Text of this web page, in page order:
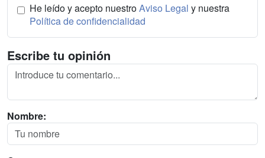
He leído y acepto nuestroAviso Legal y nuestra
Política de confidencialidad
Escribe tu opinión
Nombre: